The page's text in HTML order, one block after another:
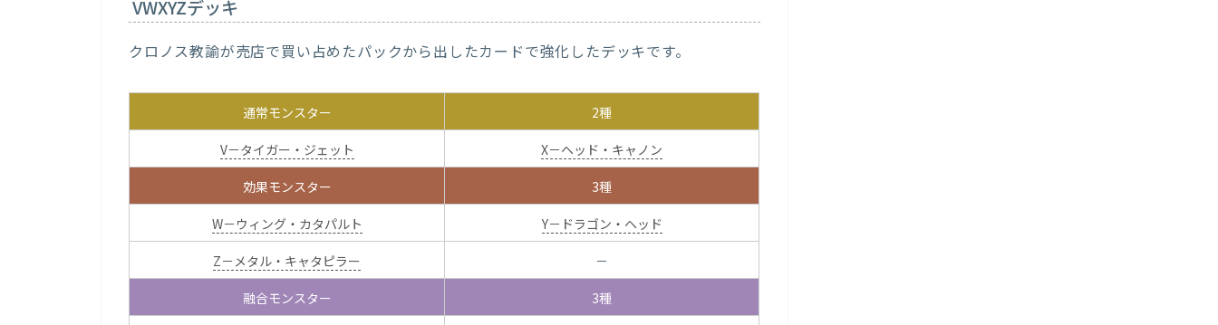
VWXYZデッキ
クロノス教諭が売店で買い占めたパックから出したカードで強化したデッキです。
通常モンスター 2種
V－タイガー・ジェット X－ヘッド・キャノン
効果モンスター 3種
W－ウィング・カタパルト Y－ドラゴン・ヘッド
Z－メタル・キャタピラー －
融合モンスター 3種